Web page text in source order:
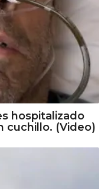
hospitalizado
cuchillo. (Video)